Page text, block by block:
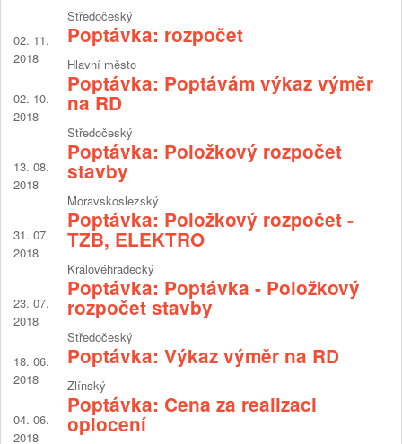
Středočeský
02. 11.
2018
Poptávka: rozpočet
Hlavní město
02. 10.
2018
Poptávka: Poptávám výkaz výměr
na RD
Středočeský
13. 08.
2018
Poptávka: Položkový rozpočet
stavby
Moravskoslezský
31. 07.
2018
Poptávka: Položkový rozpočet -
TZB, ELEKTRO
Královéhradecký
23. 07.
2018
Poptávka: Poptávka - Položkový
rozpočet stavby
Středočeský
18. 06.
2018
Poptávka: Výkaz výměr na RD
Zlínský
04. 06.
2018
Poptávka: Cena za realizaci
oplocení